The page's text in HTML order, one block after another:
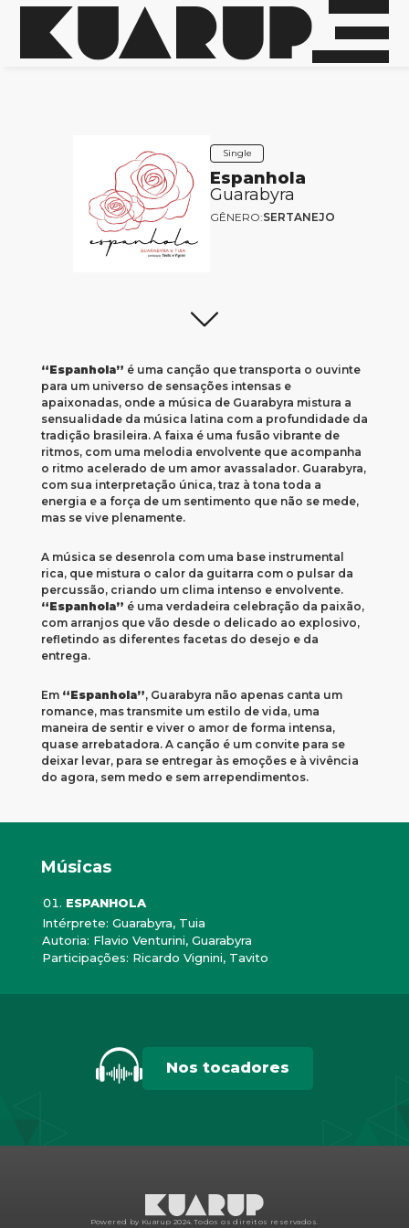
Single
Espanhola
Guarabyra
GÊNERO:SERTANEJO
“Espanhola” é uma canção que transporta o ouvinte
para um universo de sensações intensas e
apaixonadas, onde a música de Guarabyra mistura a
sensualidade da música latina com a profundidade da
tradição brasileira. A faixa é uma fusão vibrante de
ritmos, com uma melodia envolvente que acompanha
o ritmo acelerado de um amor avassalador. Guarabyra,
com sua interpretação única, traz à tona toda a
energia e a força de um sentimento que não se mede,
mas se vive plenamente.
A música se desenrola com uma base instrumental
rica, que mistura o calor da guitarra com o pulsar da
percussão, criando um clima intenso e envolvente.
“Espanhola” é uma verdadeira celebração da paixão,
com arranjos que vão desde o delicado ao explosivo,
refletindo as diferentes facetas do desejo e da
entrega.
Em “Espanhola”, Guarabyra não apenas canta um
romance, mas transmite um estilo de vida, uma
maneira de sentir e viver o amor de forma intensa,
quase arrebatadora. A canção é um convite para se
deixar levar, para se entregar às emoções e à vivência
do agora, sem medo e sem arrependimentos.
Músicas
ESPANHOLA
Intérprete: Guarabyra, Tuia
Autoria: Flavio Venturini, Guarabyra
Participações: Ricardo Vignini, Tavito
Nos tocadores
Powered by Kuarup 2024. Todos os direitos reservados.